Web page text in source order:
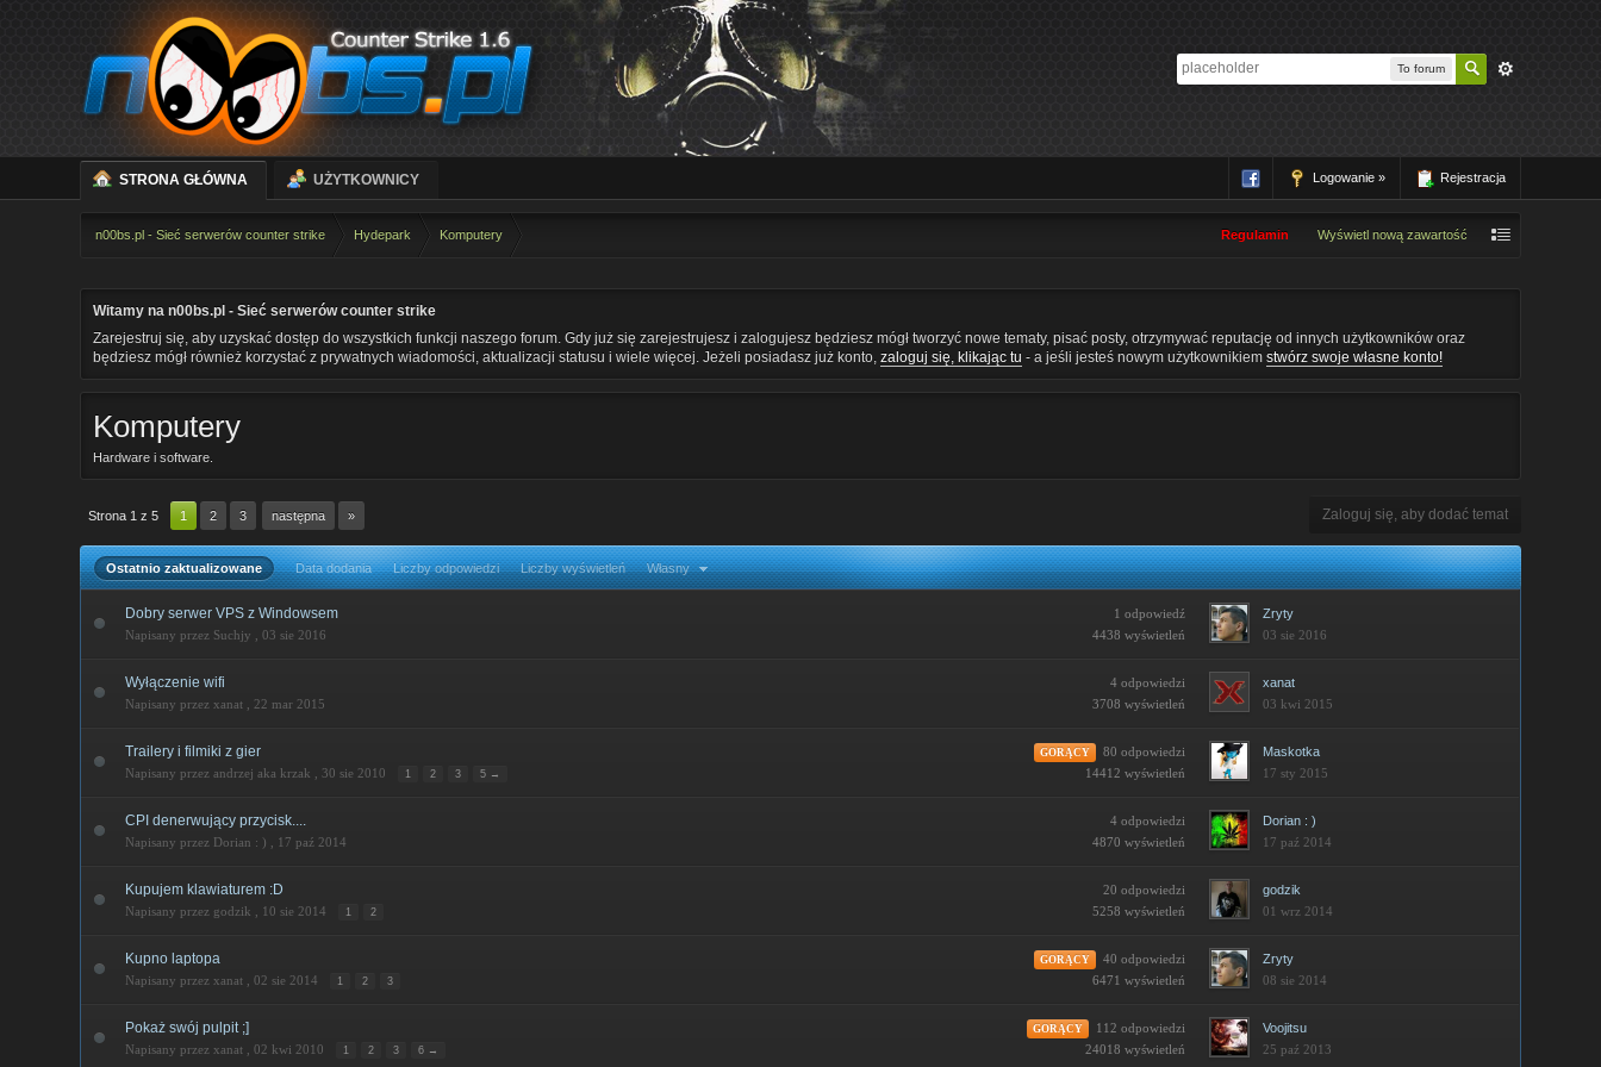
To forum
Logowanie » Rejestracja
STRONA GŁÓWNA UŻYTKOWNICY
n00bs.pl - Sieć serwerów counter strike Hydepark Komputery Regulamin Wyświetl nową zawartość
Witamy na n00bs.pl - Sieć serwerów counter strike
Zarejestruj się, aby uzyskać dostęp do wszystkich funkcji naszego forum. Gdy już się zarejestrujesz i zalogujesz będziesz mógł tworzyć nowe tematy, pisać posty, otrzymywać reputację od innych użytkowników oraz
będziesz mógł również korzystać z prywatnych wiadomości, aktualizacji statusu i wiele więcej. Jeżeli posiadasz już konto,zaloguj się, klikając tu - a jeśli jesteś nowym użytkownikiemstwórz swoje własne konto!
Komputery
Hardware i software.
Strona 1 z 5 1 2 3 następna » Zaloguj się, aby dodać temat
Ostatnio zaktualizowane Data dodania Liczby odpowiedzi Liczby wyświetleń Własny
Dobry serwer VPS z Windowsem
Napisany przez Suchjy ,03 sie 2016
1 odpowiedź
4438 wyświetleń
Zryty
03 sie 2016
Wyłączenie wifi
Napisany przez xanat , 22 mar 2015
4 odpowiedzi
3708 wyświetleń
xanat
03 kwi 2015
Trailery i filmiki z gier
Napisany przez andrzej aka krzak ,30 sie 2010 1 2 3 5 →
GORĄCY
80 odpowiedzi
14412 wyświetleń
Maskotka
17 sty 2015
CPI denerwujący przycisk....
Napisany przez Dorian : ) , 17 paź 2014
4 odpowiedzi
4870 wyświetleń
Dorian : )
17 paź 2014
Kupujem klawiaturem :D
Napisany przez godzik , 10 sie 2014 1 2
20 odpowiedzi
5258 wyświetleń
godzik
01 wrz 2014
Kupno laptopa
Napisany przez xanat ,02 sie 2014 1 2 3
GORĄCY
40 odpowiedzi
6471 wyświetleń
Zryty
08 sie 2014
Pokaż swój pulpit ;]
Napisany przez xanat ,02 kwi 2010 1 2 3 6 →
GORĄCY
112 odpowiedzi
24018 wyświetleń
Voojitsu
25 paź 2013